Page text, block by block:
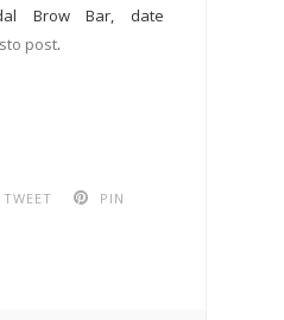
Brow Bar, date
post.
TWEET
PIN